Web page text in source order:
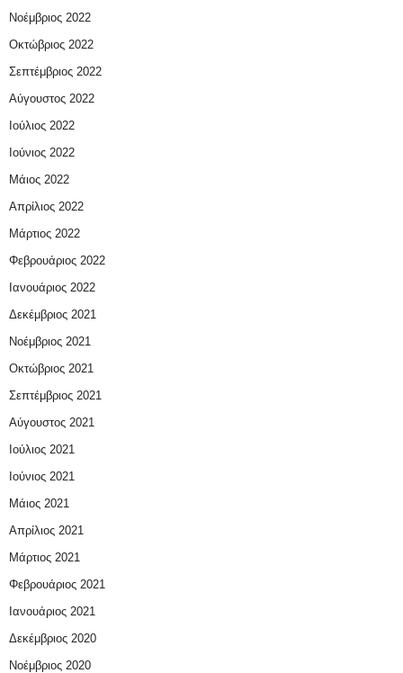
Νοέμβριος 2022
Οκτώβριος 2022
Σεπτέμβριος 2022
Αύγουστος 2022
Ιούλιος 2022
Ιούνιος 2022
Μάιος 2022
Απρίλιος 2022
Μάρτιος 2022
Φεβρουάριος 2022
Ιανουάριος 2022
Δεκέμβριος 2021
Νοέμβριος 2021
Οκτώβριος 2021
Σεπτέμβριος 2021
Αύγουστος 2021
Ιούλιος 2021
Ιούνιος 2021
Μάιος 2021
Απρίλιος 2021
Μάρτιος 2021
Φεβρουάριος 2021
Ιανουάριος 2021
Δεκέμβριος 2020
Νοέμβριος 2020